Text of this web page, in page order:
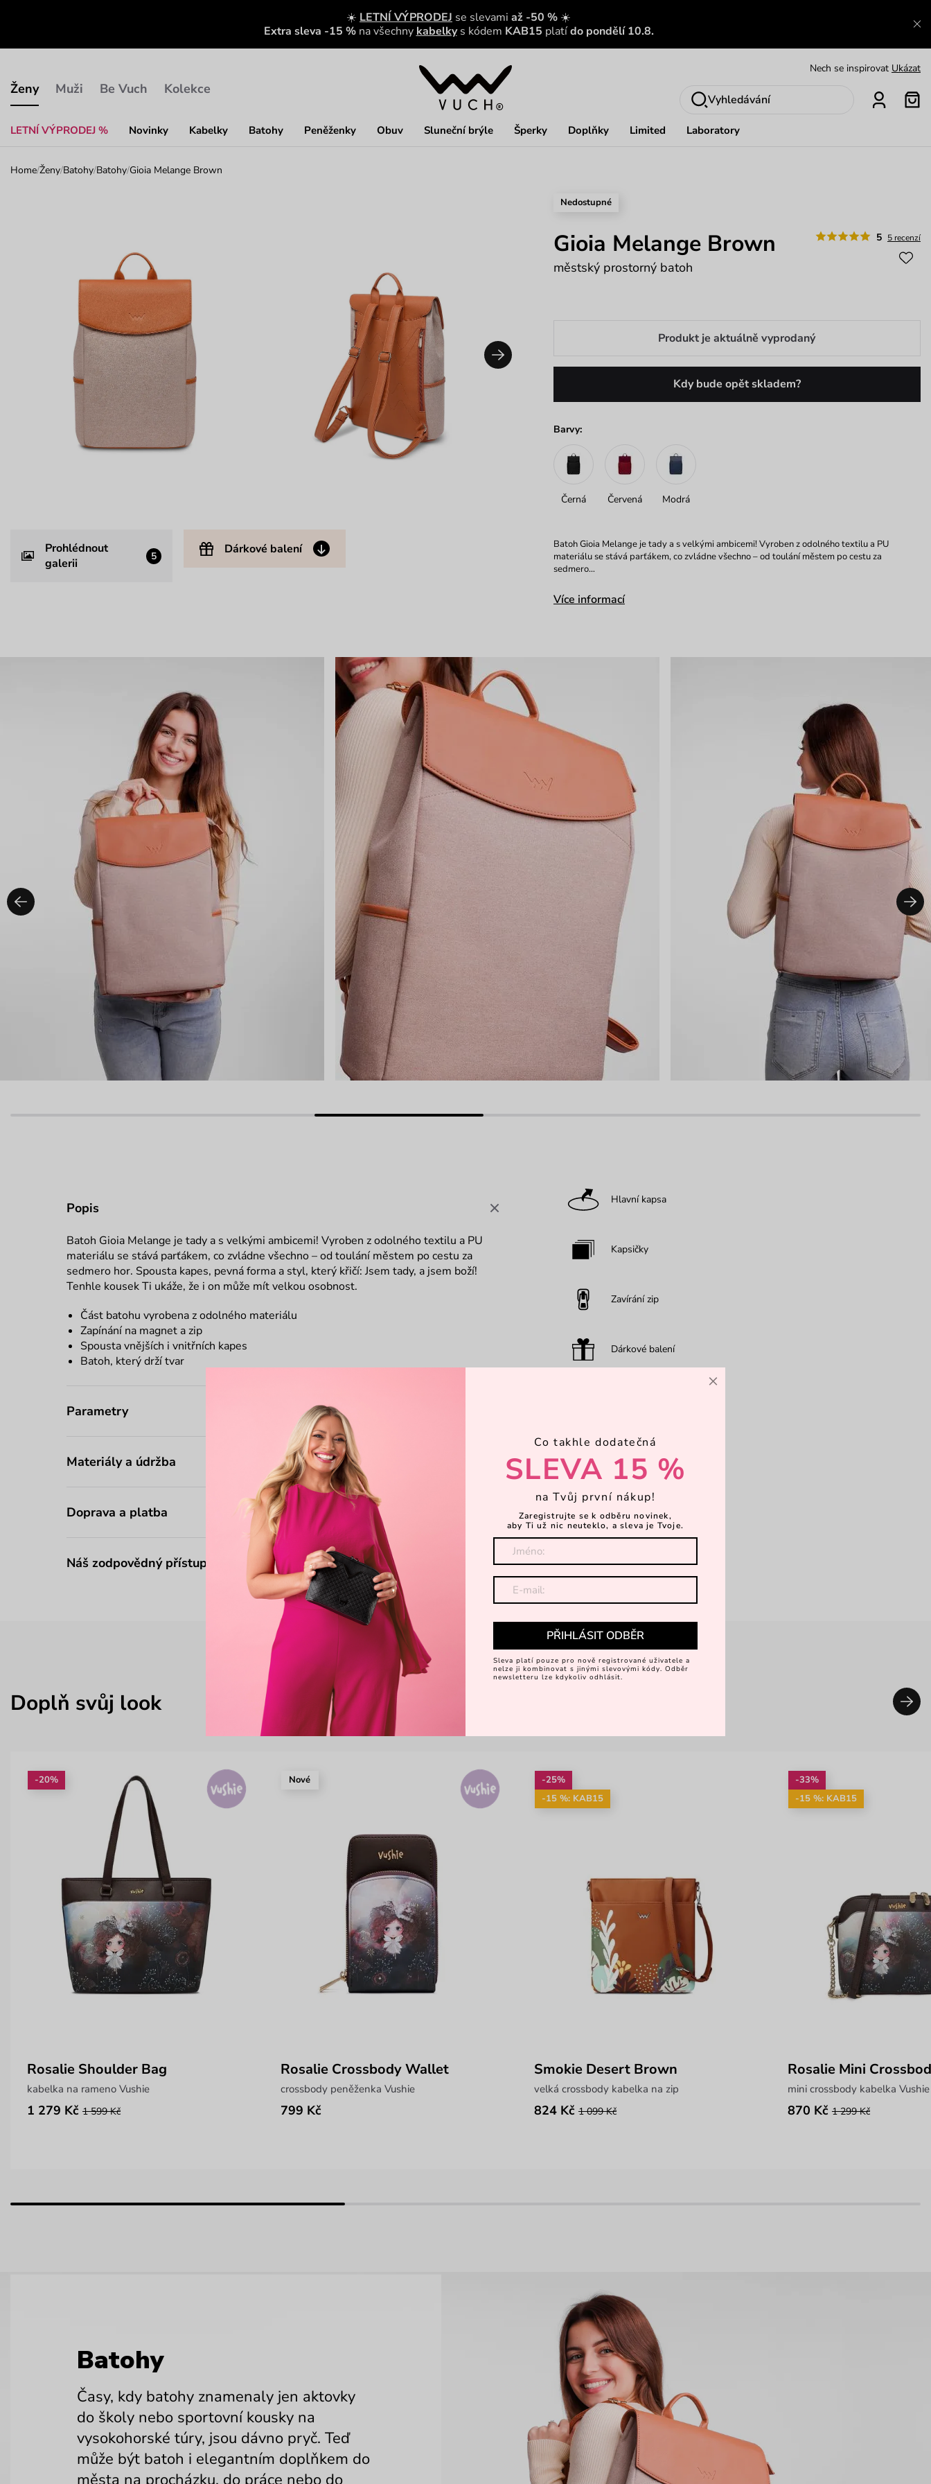
☀️ LETNÍ VÝPRODEJ se slevami až -50 % ☀️
Extra sleva -15 % na všechny kabelky s kódem KAB15 platído pondělí 10.8.
Ženy
LETNÍ VÝPRODEJ % Novinky Kabelky Batohy Peněženky Obuv Sluneční brýle Šperky Doplňky Limited Laboratory
Muži Be Vuch Kolekce
Nech se inspirovat Ukázat
Vyhledávání
Home/Ženy/Batohy/Batohy/Gioia Melange Brown
Prohlédnout
galerii
5 Dárkové balení
Nedostupné
5 5 recenzí
Gioia Melange Brown
městský prostorný batoh
Produkt je aktuálně vyprodaný
Kdy bude opět skladem?
Barvy:
Černá Červená Modrá
Batoh Gioia Melange je tady a s velkými ambicemi! Vyroben z odolného textilu a PU
materiálu se stává parťákem, co zvládne všechno – od toulání městem po cestu za
sedmero…
Více informací
Popis
Batoh Gioia Melange je tady a s velkými ambicemi! Vyroben z odolného textilu a PU
materiálu se stává parťákem, co zvládne všechno – od toulání městem po cestu za
sedmero hor. Spousta kapes, pevná forma a styl, který křičí: Jsem tady, a jsem boží!
Tenhle kousek Ti ukáže, že i on může mít velkou osobnost.
Část batohu vyrobena z odolného materiálu
Zapínání na magnet a zip
Spousta vnějších i vnitřních kapes
Batoh, který drží tvar
Parametry
Materiály a údržba
Doprava a platba
Náš zodpovědný přístup
Hlavní kapsa
Kapsičky
Zavírání zip
Dárkové balení
Doplň svůj look
-20%
Rosalie Shoulder Bag
kabelka na rameno Vushie
1 279 Kč 1 599 Kč
Nové
Rosalie Crossbody Wallet
crossbody peněženka Vushie
799 Kč
-25%
-15 %: KAB15
Smokie Desert Brown
velká crossbody kabelka na zip
824 Kč 1 099 Kč
-33%
-15 %: KAB15
Rosalie Mini
mini crossbody kabelka Vushie
870 Kč 1 299 Kč
Batohy
Časy, kdy batohy znamenaly jen aktovky
do školy nebo sportovní kousky na
vysokohorské túry, jsou dávno pryč. Teď
může být batoh i elegantním doplňkem do
města na procházku, do práce nebo do
×
Co takhle dodatečná
SLEVA 15 %
na Tvůj první nákup!
Zaregistrujte se k odběru novinek,
aby Ti už nic neuteklo, a sleva je Tvoje.
PŘIHLÁSIT ODBĚR
Sleva platí pouze pro nově registrované uživatele a
nelze ji kombinovat s jinými slevovými kódy. Odběr
newsletteru lze kdykoliv odhlásit.